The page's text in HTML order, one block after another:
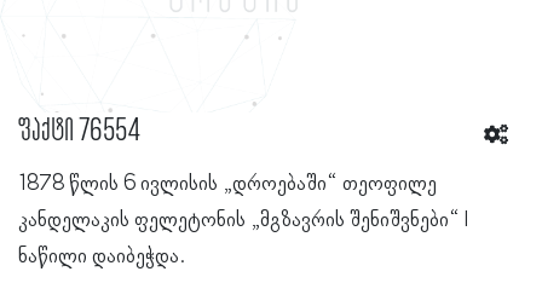
ფაქტი 76554
1878 წლის 6 ივლისის „დროებაში“ თეოფილე
კანდელაკის ფელეტონის „მგზავრის შენიშვნები“ I
ნაწილი დაიბეჭდა.